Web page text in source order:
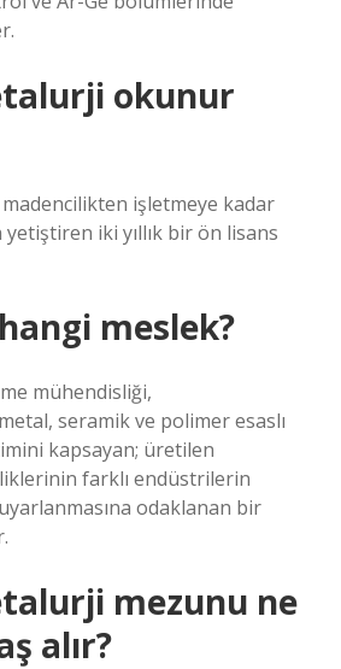
okunur
işletmeye kadar
iki yıllık bir ön lisans
meslek?
mühendisliği,
seramik ve polimer esaslı
kapsayan; üretilen
farklı endüstrilerin
odaklanan bir
mezunu ne
alır?